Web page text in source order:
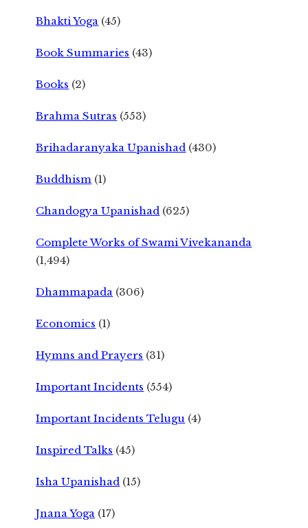
Bhakti Yoga (45)
Book Summaries (43)
Books (2)
Brahma Sutras (553)
Brihadaranyaka Upanishad (430)
Buddhism (1)
Chandogya Upanishad (625)
Complete Works of Swami Vivekananda
(1,494)
Dhammapada (306)
Economics (1)
Hymns and Prayers (31)
Important Incidents (554)
Important Incidents Telugu (4)
Inspired Talks (45)
Isha Upanishad (15)
Jnana Yoga (17)